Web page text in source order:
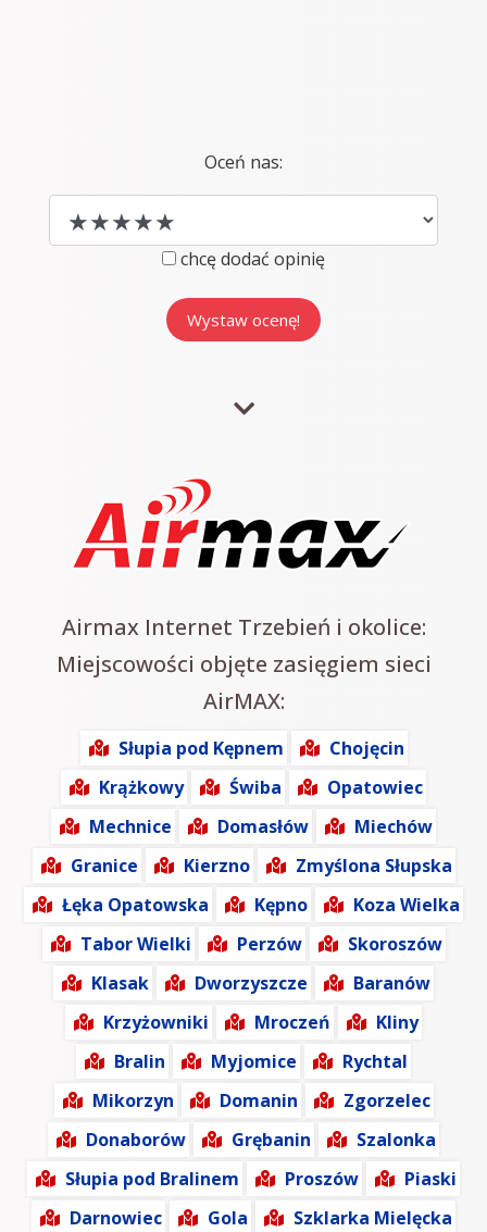
Oceń nas:
chcę dodać opinię
Airmax Internet Trzebień i okolice:
Miejscowości objęte zasięgiem sieci
AirMAX:
Słupia pod Kępnem
Chojęcin
Krążkowy
Świba
Opatowiec
Mechnice
Domasłów
Miechów
Granice
Kierzno
Zmyślona Słupska
Łęka Opatowska
Kępno
Koza Wielka
Tabor Wielki
Perzów
Skoroszów
Klasak
Dworzyszcze
Baranów
Krzyżowniki
Mroczeń
Kliny
Bralin
Myjomice
Rychtal
Mikorzyn
Domanin
Zgorzelec
Donaborów
Grębanin
Szalonka
Słupia pod Bralinem
Proszów
Piaski
Darnowiec
Gola
Szklarka Mielęcka